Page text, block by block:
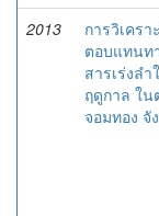
2013
การวิเคร
ตอบแทนท
สารเร่งล
ฤดูกาล ใ
จอมทอง จั